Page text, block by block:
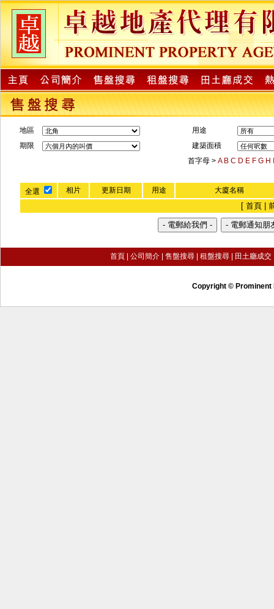
地區
用途
期限
建築面積
首字母 > A B C D E F G H
全選 相片 更新日期 用途 大廈名稱
[ 首頁 |
首頁 公司簡介 售盤搜尋 租盤搜尋 | 田土廳成交
Copyright © Prominent